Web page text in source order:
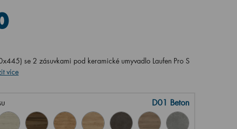
se 2 zásuvkami pod keramické umyvadlo Laufen Pro S
více
D01 Beton